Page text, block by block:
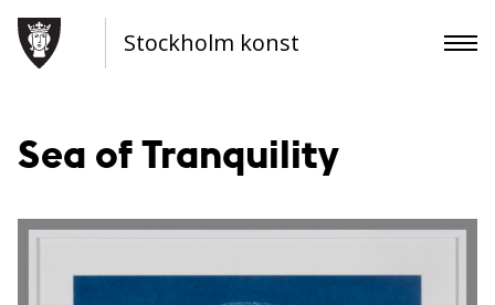
Stockholm konst
Sea of Tranquility